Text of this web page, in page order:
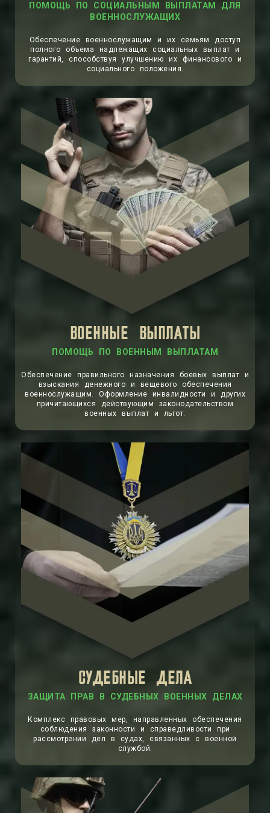
ПОМОЩЬ ПО СОЦИАЛЬНЫМ ВЫПЛАТАМ ДЛЯ
ВОЕННОСЛУЖАЩИХ
Обеспечение военнослужащим и их семьям доступ
полного объема надлежащих социальных выплат и
гарантий, способствуя улучшению их финансового и
социального положения.
ВОЕННЫЕ ВЫПЛАТЫ
ПОМОЩЬ ПО ВОЕННЫМ ВЫПЛАТАМ
Обеспечение правильного назначения боевых выплат и
взыскания денежного и вещевого обеспечения
военнослужащим. Оформление инвалидности и других
причитающихся действующим законодательством
военных выплат и льгот.
СУДЕБНЫЕ ДЕЛА
ЗАЩИТА ПРАВ В СУДЕБНЫХ ВОЕННЫХ ДЕЛАХ
Комплекс правовых мер, направленных обеспечения
соблюдения законности и справедливости при
рассмотрении дел в судах, связанных с военной
службой.